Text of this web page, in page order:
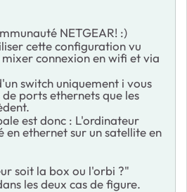
NETGEAR! :)
cette configuration vu
connexion en wifi et via
switch uniquement i vous
ports ethernets que les
est donc : L'ordinateur
en ethernet sur un satellite en
soit la box ou l'orbi ?"
les deux cas de figure.